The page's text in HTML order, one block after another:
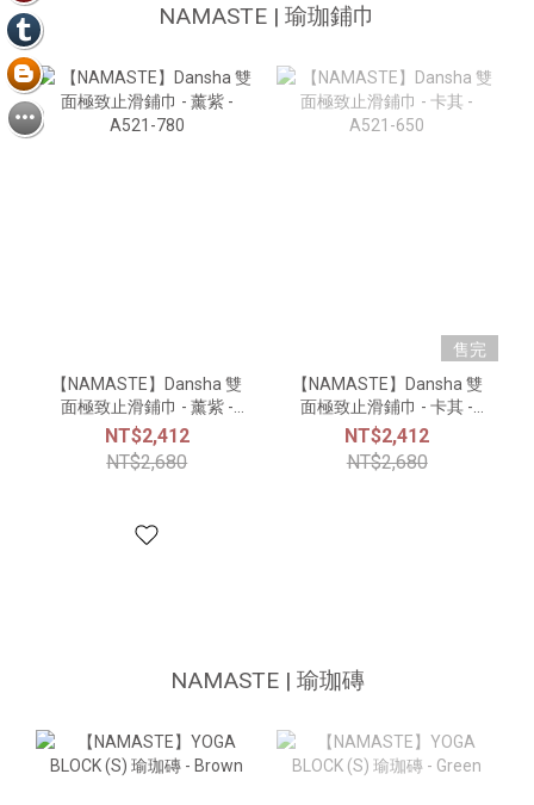
NAMASTE | 瑜珈鋪巾
【NAMASTE】Dansha 雙
面極致止滑鋪巾 - 薰紫 -
A521-780
NT$2,412
NT$2,680
售完
【NAMASTE】Dansha 雙
面極致止滑鋪巾 - 卡其 -
A521-650
NT$2,412
NT$2,680
NAMASTE | 瑜珈磚